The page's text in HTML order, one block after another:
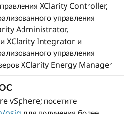
решений SAP
производительности
SR950 V3 оптимально
XClarity Controller,
управления
Administrator,
XClarity Integrator и
управления
XClarity Energy Manager
vSphere; посетите